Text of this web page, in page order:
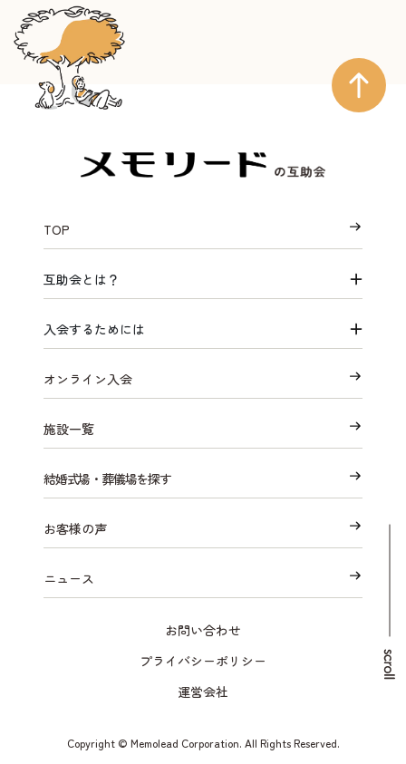
TOP
互助会とは？
入会するためには
オンライン入会
施設一覧
結婚式場・葬儀場を探す
お客様の声
ニュース
お問い合わせ
プライバシーポリシー
運営会社
Copyright © Memolead Corporation. All Rights Reserved.